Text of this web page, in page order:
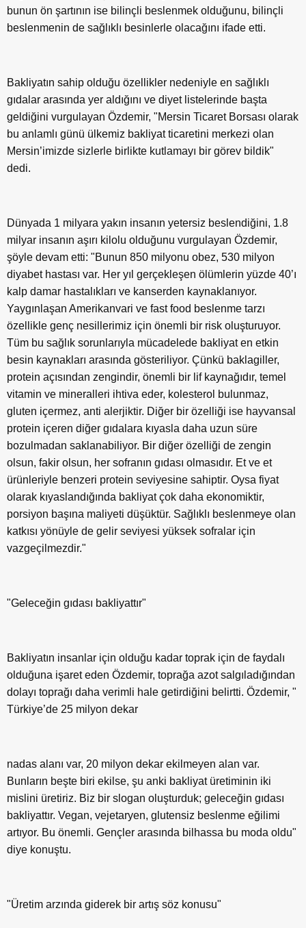
bunun ön şartının ise bilinçli beslenmek olduğunu, bilinçli
beslenmenin de sağlıklı besinlerle olacağını ifade etti.
Bakliyatın sahip olduğu özellikler nedeniyle en sağlıklı
gıdalar arasında yer aldığını ve diyet listelerinde başta
geldiğini vurgulayan Özdemir, "Mersin Ticaret Borsası olarak
bu anlamlı günü ülkemiz bakliyat ticaretini merkezi olan
Mersin’imizde sizlerle birlikte kutlamayı bir görev bildik"
dedi.
Dünyada 1 milyara yakın insanın yetersiz beslendiğini, 1.8
milyar insanın aşırı kilolu olduğunu vurgulayan Özdemir,
şöyle devam etti: "Bunun 850 milyonu obez, 530 milyon
diyabet hastası var. Her yıl gerçekleşen ölümlerin yüzde 40’ı
kalp damar hastalıkları ve kanserden kaynaklanıyor.
Yaygınlaşan Amerikanvari ve fast food beslenme tarzı
özellikle genç nesillerimiz için önemli bir risk oluşturuyor.
Tüm bu sağlık sorunlarıyla mücadelede bakliyat en etkin
besin kaynakları arasında gösteriliyor. Çünkü baklagiller,
protein açısından zengindir, önemli bir lif kaynağıdır, temel
vitamin ve mineralleri ihtiva eder, kolesterol bulunmaz,
gluten içermez, anti alerjiktir. Diğer bir özelliği ise hayvansal
protein içeren diğer gıdalara kıyasla daha uzun süre
bozulmadan saklanabiliyor. Bir diğer özelliği de zengin
olsun, fakir olsun, her sofranın gıdası olmasıdır. Et ve et
ürünleriyle benzeri protein seviyesine sahiptir. Oysa fiyat
olarak kıyaslandığında bakliyat çok daha ekonomiktir,
porsiyon başına maliyeti düşüktür. Sağlıklı beslenmeye olan
katkısı yönüyle de gelir seviyesi yüksek sofralar için
vazgeçilmezdir."
"Geleceğin gıdası bakliyattır"
Bakliyatın insanlar için olduğu kadar toprak için de faydalı
olduğuna işaret eden Özdemir, toprağa azot salgıladığından
dolayı toprağı daha verimli hale getirdiğini belirtti. Özdemir, "
Türkiye’de 25 milyon dekar
nadas alanı var, 20 milyon dekar ekilmeyen alan var.
Bunların beşte biri ekilse, şu anki bakliyat üretiminin iki
mislini üretiriz. Biz bir slogan oluşturduk; geleceğin gıdası
bakliyattır. Vegan, vejetaryen, glutensiz beslenme eğilimi
artıyor. Bu önemli. Gençler arasında bilhassa bu moda oldu"
diye konuştu.
"Üretim arzında giderek bir artış söz konusu"